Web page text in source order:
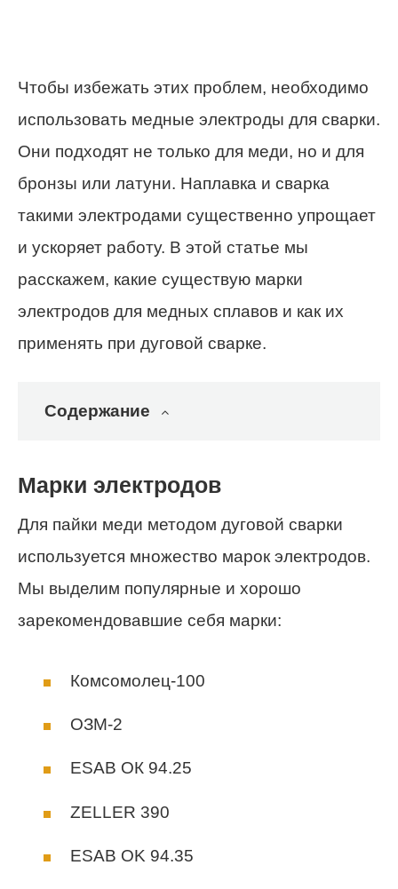
Чтобы избежать этих проблем, необходимо
использовать медные электроды для сварки.
Они подходят не только для меди, но и для
бронзы или латуни. Наплавка и сварка
такими электродами существенно упрощает
и ускоряет работу. В этой статье мы
расскажем, какие существую марки
электродов для медных сплавов и как их
применять при дуговой сварке.
Содержание
Марки электродов
Для пайки меди методом дуговой сварки
используется множество марок электродов.
Мы выделим популярные и хорошо
зарекомендовавшие себя марки:
Комсомолец-100
ОЗМ-2
ESAB ОК 94.25
ZELLER 390
ESAB OK 94.35